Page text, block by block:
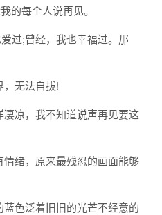
的每个人说再见。
过;曾经，我也幸福过。那
，无法自拔!
凉，我不知道说声再见要这
绪，原来最残忍的画面能够
色泛着旧旧的光芒不经意的